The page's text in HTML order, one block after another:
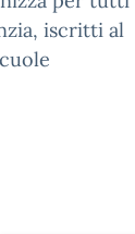
iscritti al